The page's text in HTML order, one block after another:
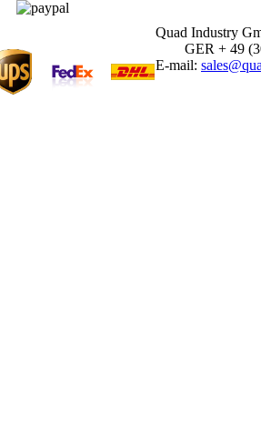
Quad Industry
GER + 49
E-mail: